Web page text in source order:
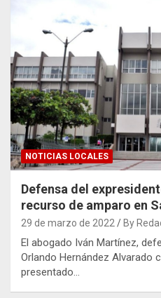
NOTICIAS LOCALES
Defensa del
recurso de amparo en
29 de marzo de 2022 By
El abogado Iván Martínez,
Orlando Hernández Alvarado
presentado…